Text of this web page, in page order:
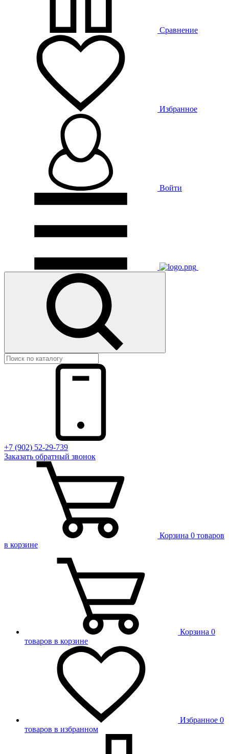
Сравнение
Избранное
Войти
+7 (902) 52-29-739
Заказать обратный звонок
Корзина 0 товаров
в корзине
Корзина 0
товаров в корзине
Избранное 0
товаров в избранном